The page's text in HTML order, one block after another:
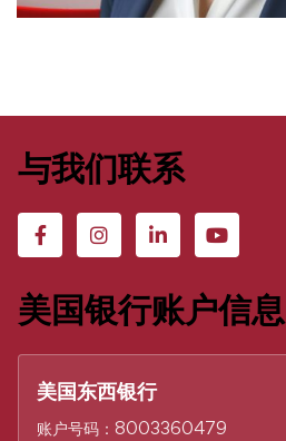
与我们联系
美国银行账户信息
美国东西银行
账户号码：8003360479